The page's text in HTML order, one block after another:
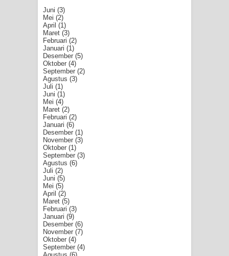
Juni (3)
Mei (2)
April (1)
Maret (3)
Februari (2)
Januari (1)
Desember (5)
Oktober (4)
September (2)
Agustus (3)
Juli (1)
Juni (1)
Mei (4)
Maret (2)
Februari (2)
Januari (6)
Desember (1)
November (3)
Oktober (1)
September (3)
Agustus (6)
Juli (2)
Juni (5)
Mei (5)
April (2)
Maret (5)
Februari (3)
Januari (9)
Desember (6)
November (7)
Oktober (4)
September (4)